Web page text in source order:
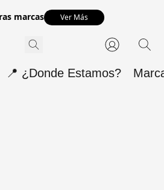
marcas Ver Más
📍 ¿Donde Estamos?